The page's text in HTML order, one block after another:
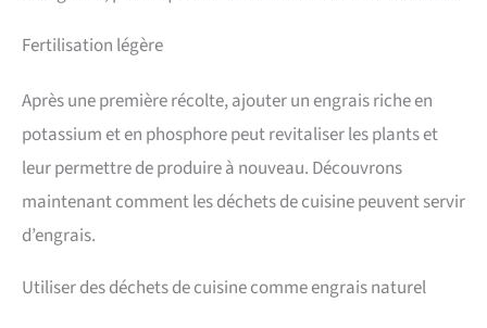
Fertilisation légère
Après une première récolte, ajouter un engrais riche en
potassium et en phosphore peut revitaliser les plants et
leur permettre de produire à nouveau. Découvrons
maintenant comment les déchets de cuisine peuvent servir
d’engrais.
Utiliser des déchets de cuisine comme engrais naturel